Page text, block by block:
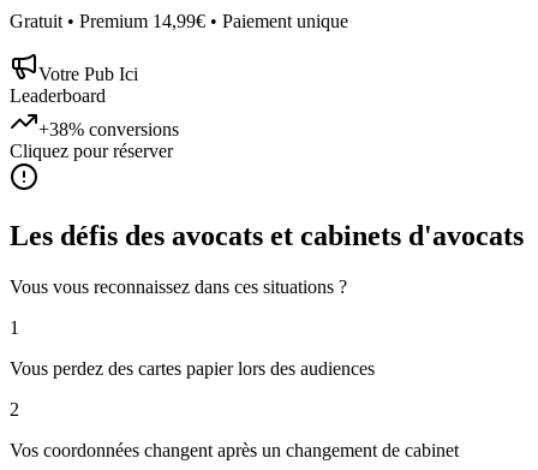
Gratuit • Premium 14,99€ • Paiement unique
Votre Pub Ici
Leaderboard
+38% conversions
Cliquez pour réserver
Les défis des avocats et cabinets d'avocats
Vous vous reconnaissez dans ces situations ?
1
Vous perdez des cartes papier lors des audiences
2
Vos coordonnées changent après un changement de cabinet